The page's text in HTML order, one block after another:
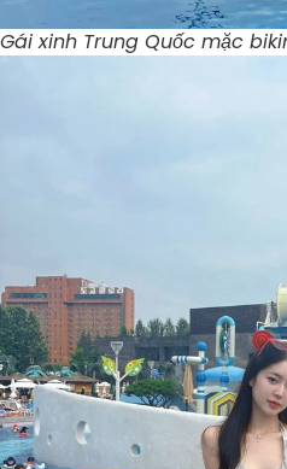
Gái xinh Trung Quốc mặc